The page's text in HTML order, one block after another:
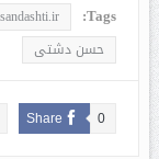
Tags:
حسن دشتی
Share 0